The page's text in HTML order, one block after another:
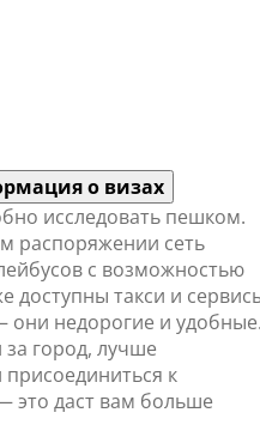
о визах
исследовать пешком.
распоряжении сеть
с возможностью
доступны такси и
недорогие и
за город, лучше
к
это даст вам больше